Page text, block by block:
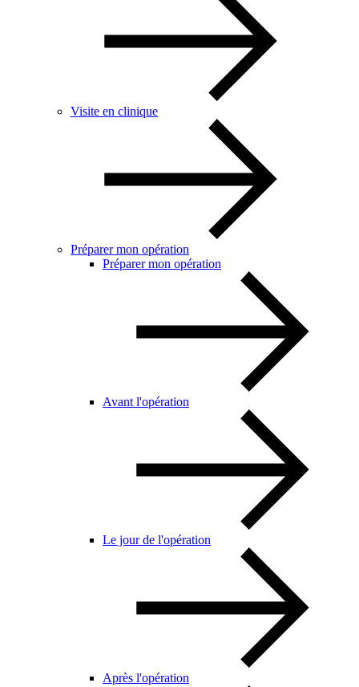
Visite en clinique
Préparer mon opération
Préparer mon opération
Avant l'opération
Le jour de l'opération
Après l'opération